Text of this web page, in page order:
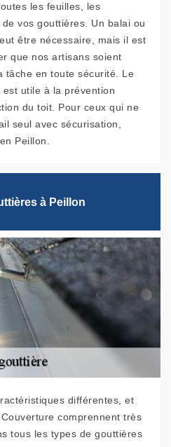
les feuilles, les
vos gouttières. Un balai ou
être nécessaire, mais il est
que nos artisans soient
tâche en toute sécurité. Le
utile à la prévention
du toit. Pour ceux qui ne
seul avec sécurisation,
Peillon.
à Peillon
différentes, et
comprennent très
tous les types de gouttières